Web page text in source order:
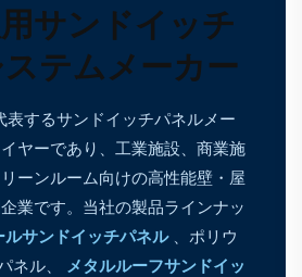
サンドイッチ
テムメーカー
するサンドイッチパネルメー
ヤーであり、工業施設、商業施
ーンルーム向けの高性能壁・屋
業です。当社の製品ラインナッ
ルサンドイッチパネル
、ポリウ
ネル、
メタルルーフサンドイッ